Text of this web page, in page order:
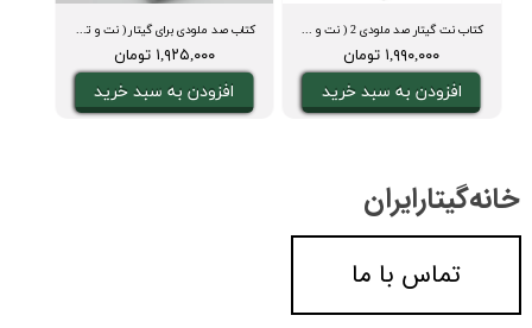
کتاب صد ملودی برای گیتار ( نت و تبلچر، آکورد، ویدیوی اجرا و بکینگ ترک)
۱,۹۲۵,۰۰۰ تومان
افزودن به سبد خرید
کتاب نت گیتار صد ملودی 2 ( نت و تبلچر، آکورد، ویدیوی اجرا و بکینگ ترک)
۱,۹۹۰,۰۰۰ تومان
افزودن به سبد خرید
خانه‌گیتار‌ایران
تماس با ما